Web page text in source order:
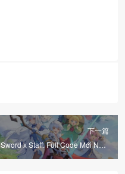
下一篇
Sword x Staff: Full Code Mới Nhất
và Hướng Dẫn Đổi Quà Nhanh